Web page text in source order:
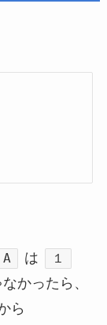
A は １
なかったら、
ら